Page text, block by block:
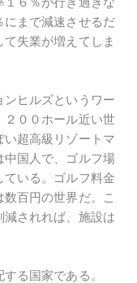
まで減速させるだ
失業が増えてしま
ヒルズというワー
２００ホール近い世
超高級リゾートマ
中国人で、ゴルフ場
いる。ゴルフ料金
百円の世界だ。こ
されれば、施設は
る国家である。